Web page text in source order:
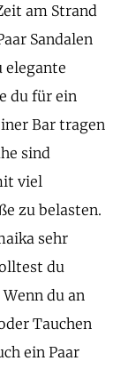
am Strand
Sandalen
elegante
du für ein
Bar tragen
sind
viel
zu belasten.
sehr
du
du an
Tauchen
ein Paar